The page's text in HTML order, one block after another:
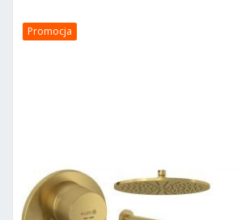
Promocja